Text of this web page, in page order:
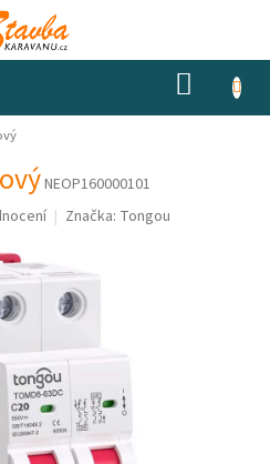
KOŠÍK
NEOP160000101
Značka: Tongou